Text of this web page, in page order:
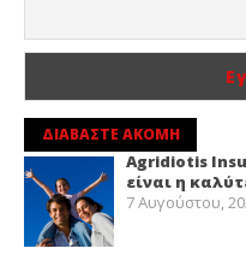
ΔΙΑΒΑΣΤΕ ΑΚΟΜΗ
Agridiotis
είναι η
7 Αυγούστου,